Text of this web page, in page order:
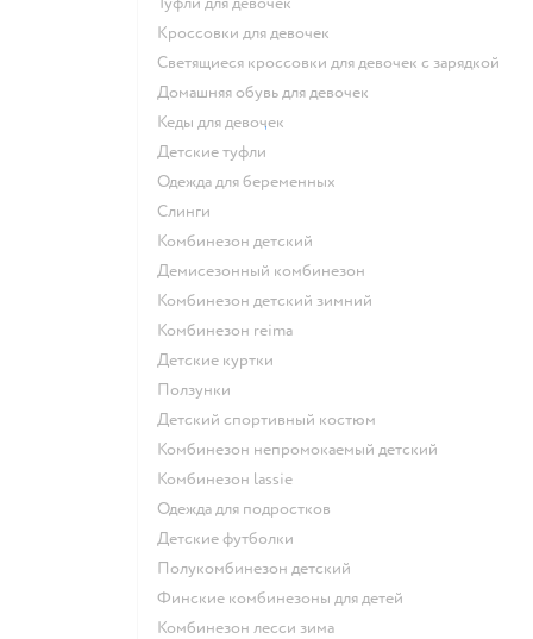
Кроссовки для девочек
Светящиеся кроссовки для девочек с зарядкой
Домашняя обувь для девочек
Кеды для девочек
Детские туфли
Одежда для беременных
Слинги
Комбинезон детский
Демисезонный комбинезон
Комбинезон детский зимний
Комбинезон reima
Детские куртки
Ползунки
Детский спортивный костюм
Комбинезон непромокаемый детский
Комбинезон lassie
Одежда для подростков
Детские футболки
Полукомбинезон детский
Финские комбинезоны для детей
Комбинезон лесси зима